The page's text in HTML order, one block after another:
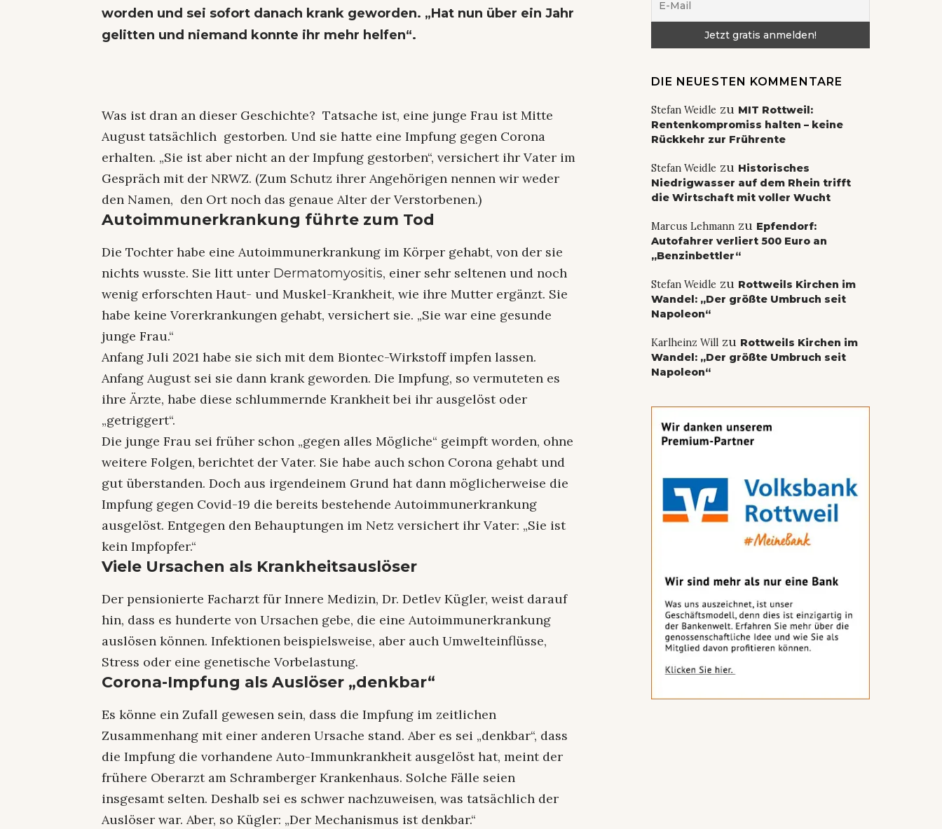
worden und sei sofort danach krank geworden. „Hat nun über ein Jahr
gelitten und niemand konnte ihr mehr helfen“.
Was ist dran an dieser Geschichte? Tatsache ist, eine junge Frau ist Mitte
August tatsächlich gestorben. Und sie hatte eine Impfung gegen Corona
erhalten. „Sie ist aber nicht an der Impfung gestorben“, versichert ihr Vater im
Gespräch mit der NRWZ. (Zum Schutz ihrer Angehörigen nennen wir weder
den Namen, den Ort noch das genaue Alter der Verstorbenen.)
Autoimmunerkrankung führte zum Tod
Die Tochter habe eine Autoimmunerkrankung im Körper gehabt, von der sie
nichts wusste. Sie litt unter Dermatomyositis, einer sehr seltenen und noch
wenig erforschten Haut- und Muskel-Krankheit, wie ihre Mutter ergänzt. Sie
habe keine Vorerkrankungen gehabt, versichert sie. „Sie war eine gesunde
junge Frau.“
Anfang Juli 2021 habe sie sich mit dem Biontec-Wirkstoff impfen lassen.
Anfang August sei sie dann krank geworden. Die Impfung, so vermuteten es
ihre Ärzte, habe diese schlummernde Krankheit bei ihr ausgelöst oder
„getriggert“.
Die junge Frau sei früher schon „gegen alles Mögliche“ geimpft worden, ohne
weitere Folgen, berichtet der Vater. Sie habe auch schon Corona gehabt und
gut überstanden. Doch aus irgendeinem Grund hat dann möglicherweise die
Impfung gegen Covid-19 die bereits bestehende Autoimmunerkrankung
ausgelöst. Entgegen den Behauptungen im Netz versichert ihr Vater: „Sie ist
kein Impfopfer.“
Viele Ursachen als Krankheitsauslöser
Der pensionierte Facharzt für Innere Medizin, Dr. Detlev Kügler, weist darauf
hin, dass es hunderte von Ursachen gebe, die eine Autoimmunerkrankung
auslösen können. Infektionen beispielsweise, aber auch Umwelteinflüsse,
Stress oder eine genetische Vorbelastung.
Corona-Impfung als Auslöser „denkbar“
Es könne ein Zufall gewesen sein, dass die Impfung im zeitlichen
Zusammenhang mit einer anderen Ursache stand. Aber es sei „denkbar“, dass
die Impfung die vorhandene Auto-Immunkrankheit ausgelöst hat, meint der
frühere Oberarzt am Schramberger Krankenhaus. Solche Fälle seien
insgesamt selten. Deshalb sei es schwer nachzuweisen, was tatsächlich der
Auslöser war. Aber, so Kügler: „Der Mechanismus ist denkbar.“
DIE NEUESTEN KOMMENTARE
Stefan Weidle zu MIT Rottweil:
Rentenkompromiss halten – keine
Rückkehr zur Frührente
Stefan Weidle zu Historisches
Niedrigwasser auf dem Rhein trifft
die Wirtschaft mit voller Wucht
Marcus Lehmannzu Epfendorf:
Autofahrer verliert 500 Euro an
„Benzinbettler“
Stefan Weidle zu Rottweils Kirchen im
Wandel: „Der größte Umbruch seit
Napoleon“
Karlheinz Willzu Rottweils Kirchen im
Wandel: „Der größte Umbruch seit
Napoleon“